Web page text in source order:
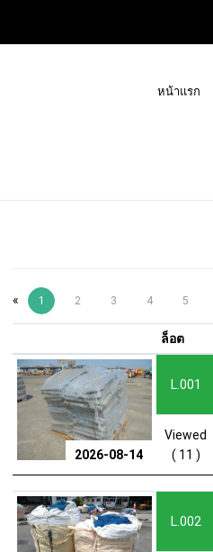
หน้าแรก
« 1 2 3 4 5
ล็อต
2026-08-14
L.001
Viewed
( 11 )
L.002